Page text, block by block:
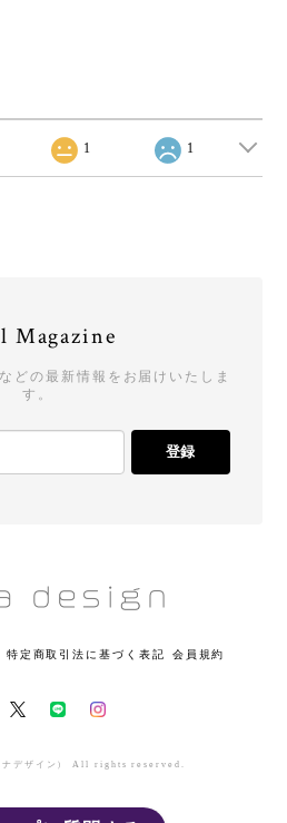
1 1
Magazine
どの最新情報をお届けいたしま
す。
登録
特定商取引法に基づく表記 会員規約
デザイン） All rights reserved.